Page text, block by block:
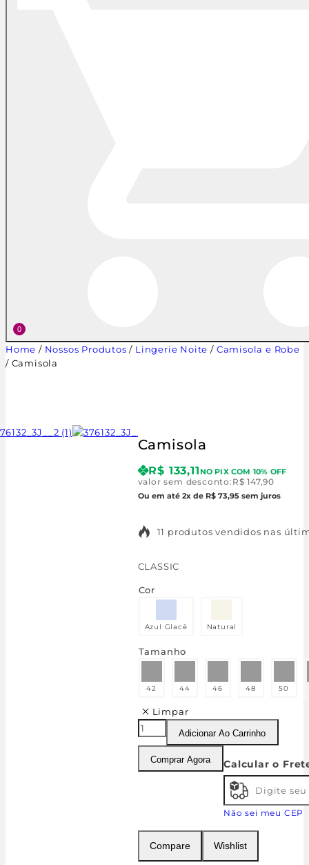
0
Home / Nossos Produtos / Lingerie Noite / Camisola e Robe
/ Camisola
Camisola
R$ 133,11NO PIX COM 10% OFF
valor sem desconto: R$ 147,90
Ou em até 2x de R$ 73,95 sem juros
11 produtos vendidos nas
CLASSIC
Cor
Azul Glacê Natural
Tamanho
42 44 46 48 50
Limpar
Adicionar Ao Carrinho
Comprar Agora Calcular o
Não sei meu CEP
Compare Wishlist